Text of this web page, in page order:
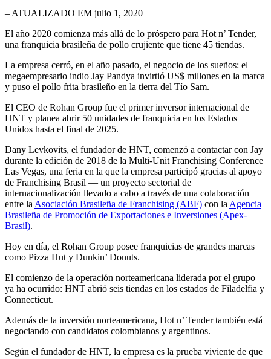
– ATUALIZADO EM julio 1, 2020
El año 2020 comienza más allá de lo próspero para Hot n’ Tender,
una franquicia brasileña de pollo crujiente que tiene 45 tiendas.
La empresa cerró, en el año pasado, el negocio de los sueños: el
megaempresario indio Jay Pandya invirtió US$ millones en la marca
y puso el pollo frita brasileño en la tierra del Tío Sam.
El CEO de Rohan Group fue el primer inversor internacional de
HNT y planea abrir 50 unidades de franquicia en los Estados
Unidos hasta el final de 2025.
Dany Levkovits, el fundador de HNT, comenzó a contactar con Jay
durante la edición de 2018 de la Multi-Unit Franchising Conference
Las Vegas, una feria en la que la empresa participó gracias al apoyo
de Franchising Brasil — un proyecto sectorial de
internacionalización llevado a cabo a través de una colaboración
entre la Asociación Brasileña de Franchising (ABF) con la Agencia
Brasileña de Promoción de Exportaciones e Inversiones (Apex-
Brasil).
Hoy en día, el Rohan Group posee franquicias de grandes marcas
como Pizza Hut y Dunkin’ Donuts.
El comienzo de la operación norteamericana liderada por el grupo
ya ha ocurrido: HNT abrió seis tiendas en los estados de Filadelfia y
Connecticut.
Además de la inversión norteamericana, Hot n’ Tender también está
negociando con candidatos colombianos y argentinos.
Según el fundador de HNT, la empresa es la prueba viviente de que